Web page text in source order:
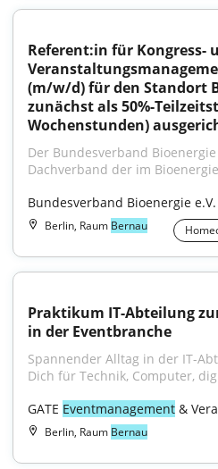
Referent:in für Kongress-
(m/w/d) für den Standort
zunächst als 50%-
Wochenstunden)
Der Bundesverband Bioenergie
Dachverband der im
Bundesverband Bioenergie e.V.
Berlin, Raum Bernau
Praktikum IT-Abteilung
in der Eventbranche
Spannender Alltag in der IT-
Dich für Technik, Computer,
GATE Eventmanagement &
Berlin, Raum Bernau